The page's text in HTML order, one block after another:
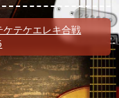
ケテケエレキ合戦